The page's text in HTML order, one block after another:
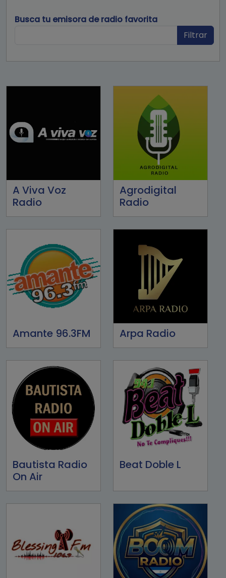
Busca tu emisora de radio favorita
Filtrar
A Viva Voz
Radio
Agrodigital
Radio
Amante 96.3FM Arpa Radio
Bautista Radio
On Air
Beat Doble L